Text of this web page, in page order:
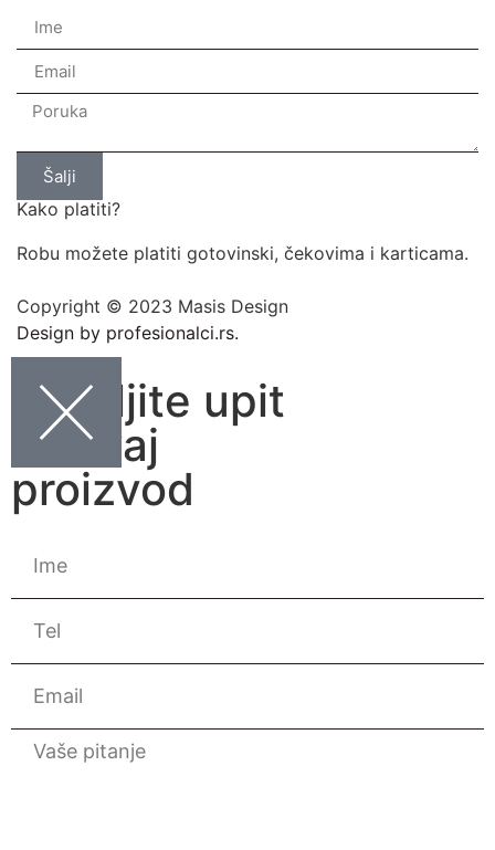
Šalji
Kako platiti?
Robu možete platiti gotovinski, čekovima i karticama.
Copyright © 2023 Masis Design
Design by profesionalci.rs.
Pošaljite upit
za ovaj
proizvod